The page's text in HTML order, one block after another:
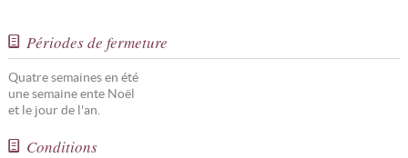
Périodes de fermeture
Quatre semaines en été
une semaine ente Noël
et le jour de l'an.
Conditions